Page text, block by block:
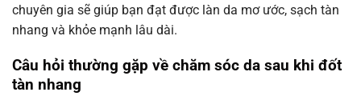
chuyên gia sẽ giúp bạn đạt được làn da mơ ước, sạch tàn
nhang và khỏe mạnh lâu dài.
Câu hỏi thường gặp về chăm sóc da sau khi đốt
tàn nhang